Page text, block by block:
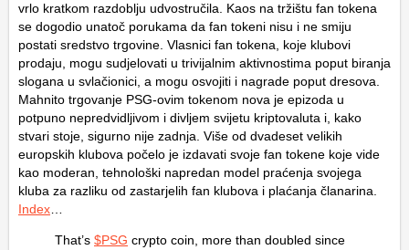
vrlo kratkom razdoblju udvostručila. Kaos na tržištu fan tokena
se dogodio unatoč porukama da fan tokeni nisu i ne smiju
postati sredstvo trgovine. Vlasnici fan tokena, koje klubovi
prodaju, mogu sudjelovati u trivijalnim aktivnostima poput biranja
slogana u svlačionici, a mogu osvojiti i nagrade poput dresova.
Mahnito trgovanje PSG-ovim tokenom nova je epizoda u
potpuno nepredvidljivom i divljem svijetu kriptovaluta i, kako
stvari stoje, sigurno nije zadnja. Više od dvadeset velikih
europskih klubova počelo je izdavati svoje fan tokene koje vide
kao moderan, tehnološki napredan model praćenja svojega
kluba za razliku od zastarjelih fan klubova i plaćanja članarina.
Index…
That’s $PSG crypto coin, more than doubled since